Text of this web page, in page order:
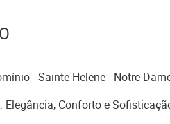
- Sainte Helene - Notre
Elegância, Conforto e